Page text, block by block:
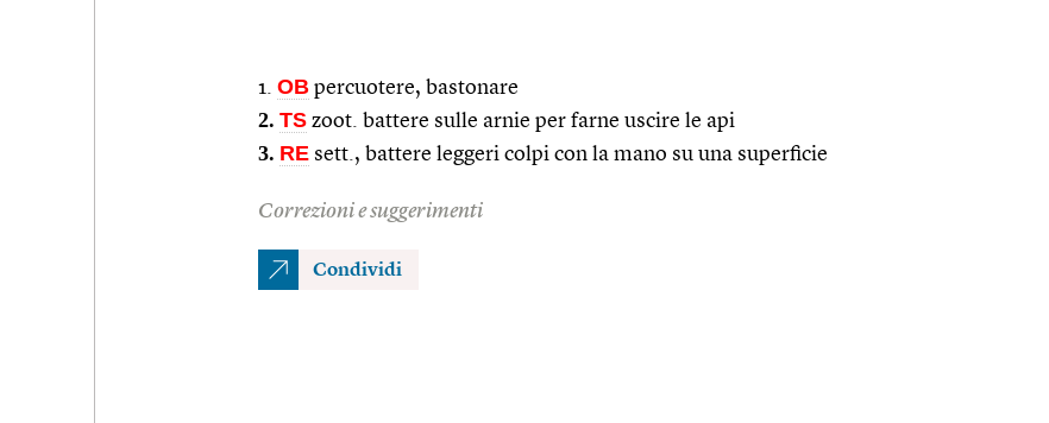
1. OB percuotere, bastonare
2. TS zoot. battere sulle arnie per farne uscire le api
3. RE sett., battere leggeri colpi con la mano su una superficie
Correzioni e suggerimenti
Condividi